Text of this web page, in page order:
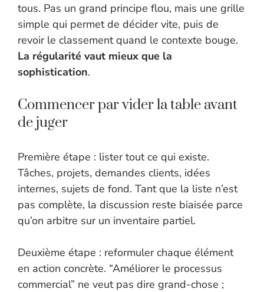
tous. Pas un grand principe flou, mais une grille
simple qui permet de décider vite, puis de
revoir le classement quand le contexte bouge.
La régularité vaut mieux que la
sophistication.
Commencer par vider la table avant
de juger
Première étape : lister tout ce qui existe.
Tâches, projets, demandes clients, idées
internes, sujets de fond. Tant que la liste n’est
pas complète, la discussion reste biaisée parce
qu’on arbitre sur un inventaire partiel.
Deuxième étape : reformuler chaque élément
en action concrète. “Améliorer le processus
commercial” ne veut pas dire grand-chose ;